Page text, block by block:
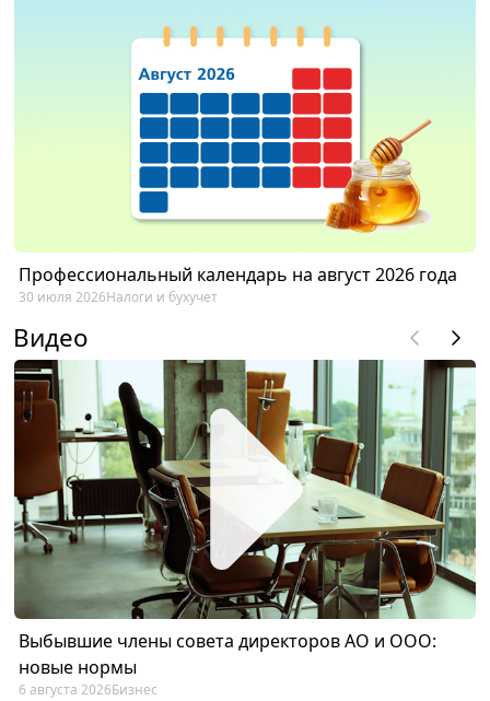
Профессиональный календарь на август 2026 года
30 июля 2026Налоги и бухучет
Видео
Выбывшие члены совета директоров АО и ООО:
новые нормы
6 августа 2026Бизнес